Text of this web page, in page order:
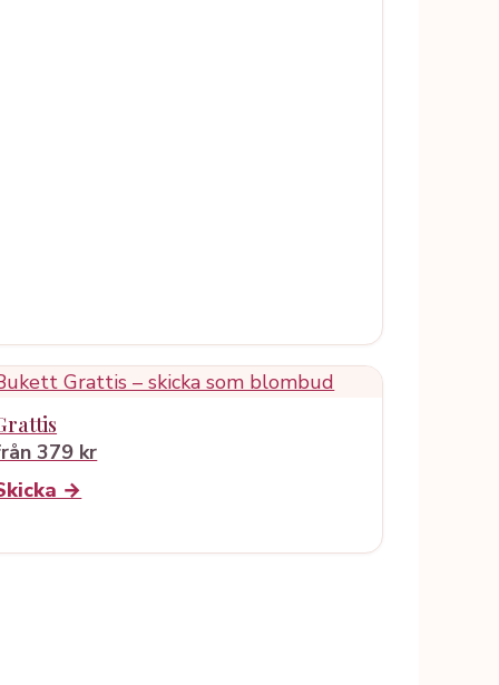
379 kr
→